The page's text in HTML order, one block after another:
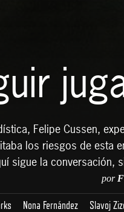
Felipe Cussen,
los riesgos de esta
sigue la conversación,
por
Nona Fernández Slavoj